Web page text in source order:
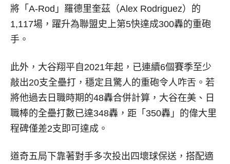
將「A-Rod」羅德里奎茲（Alex Rodriguez）的
1,117場，躍升為聯盟史上第5快達成300轟的重砲
手。
此外，大谷翔平自2021年起，已連續6個賽季至少
敲出20支全壘打，穩定且驚人的重砲令人咋舌。若
將他過去日職時期的48轟合併計算，大谷在美、日
職棒的全壘打數已達348轟，距「350轟」的偉大里
程碑僅差2支即可達成。
道奇五局下靠著對手多次投出四壞球保送，搭配適